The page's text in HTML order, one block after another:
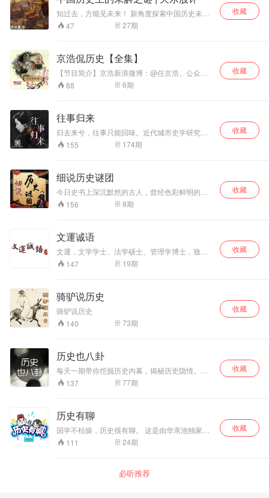
知过去，方能见未来！​ 新角度探索中国历史未解
之谜。在参考大量文献资料、考古发现的前提
上，从帝王、后宫、政界、军事、名人、科技、
播出时间：每晚8点。 主播简介：自创大数据高
低点研判法，曾担任某上市公司证券部经理，13
年股市遨游，看透股市沉浮。每天发布收评分析
报告，准确研判行情！
47 27期
收藏
京浩侃历史【全集】
【节目简介】京浩新浪微博：@任京浩。公众微
信：任京浩。扣扣粉丝群：415110584 。百家讲
的我都谈 你不懂的我来说 说什么 说说那段尘封
好了吗 开始上课啦！听友互动群：277072910/
电台招聘群：277072003/新浪微博：士兵小站音
乐台/公众微信：sbxzyyt/只有你想不到的，没有
你听不到的，士兵小站，你我的心灵驿站。
88 6期
收藏
往事归来
归去来兮，往事只能回味。近代城市史学研究者
何遇，带你穿越时空，开启往事之门，解读民国
演艺圈，漫谈北洋八卦志，重构80年代记忆拼
公号：倾听天津（qingtingTJZ）。更多的天津，
用听的。
155 174期
收藏
细说历史谜团
今日史书上深沉默然的古人，曾经色彩鲜明的生
活过。卿一带你拂去历史的尘烟，颠覆被误传的
定论，从细微之处解读，还原历史真实的色彩。
156 8期
收藏
文運诚语
文運，文学学士、法学硕士、管理学博士，致力
于真学实修以及优秀传统文化的传播。 通过《大
学》、《尚书》、《史记》等著作为线索来讲述
147 19期
收藏
骑驴说历史
骑驴说历史
140
73期
收藏
历史也八卦
每天一期带你挖掘历史内幕，揭秘历史隐情。用
幽默的语言，轻松的态度带你穿越古今中外，在
这里，真相只有一个！
137 77期
收藏
历史有聊
国学不枯燥，历史很有聊。 这是由华亲池独家推
出的一档综合趣味性和真实性的历史节目，每期5
分钟，给你无聊的碎片时光加点料！ 每周二、
111 24期
收藏
必听推荐